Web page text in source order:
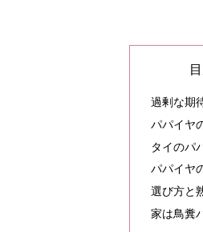
過剰な期
パパイヤ
タイのパ
パパイヤ
選び方と
家は鳥糞